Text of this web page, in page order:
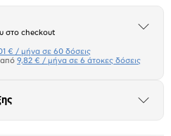
στο checkout
Άνοιξε
κάρτα
€ / μήνα σε 60 δόσεις
9,82 € / μήνα σε 6 άτοκες δόσεις
Άνοιξε